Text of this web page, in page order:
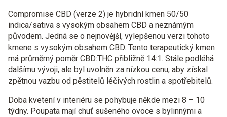
Compromise CBD (verze 2) je hybridní kmen 50/50
indica/sativa s vysokým obsahem CBD a neznámým
původem. Jedná se o nejnovější, vylepšenou verzi tohoto
kmene s vysokým obsahem CBD. Tento terapeutický kmen
má průměrný poměr CBD:THC přibližně 14:1. Stále podléhá
dalšímu vývoji, ale byl uvolněn za nízkou cenu, aby získal
zpětnou vazbu od pěstitelů léčivých rostlin a spotřebitelů.
Doba kvetení v interiéru se pohybuje někde mezi 8 – 10
týdny. Poupata mají chuť sušeného ovoce s bylinnými a